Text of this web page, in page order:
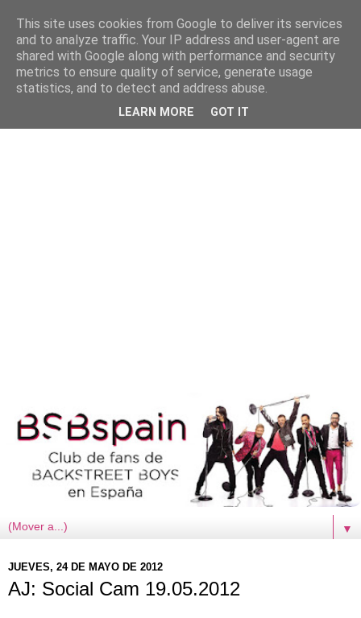
▼
JUEVES, 24 DE MAYO DE 2012
AJ: Social Cam 19.05.2012
This site uses cookies from Google to deliver its services
and to analyze traffic. Your IP address and user-agent are
shared with Google along with performance and security
metrics to ensure quality of service, generate usage
statistics, and to detect and address abuse.
LEARN MORE GOT IT